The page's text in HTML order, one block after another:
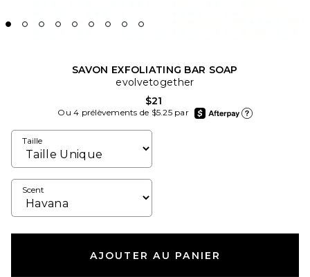
SAVON EXFOLIATING BAR SOAP
evolvetogether
$21
Ou 4 prélèvements de $5.25 par
afterpay
Taille
Scent
AJOUTER AU PANIER